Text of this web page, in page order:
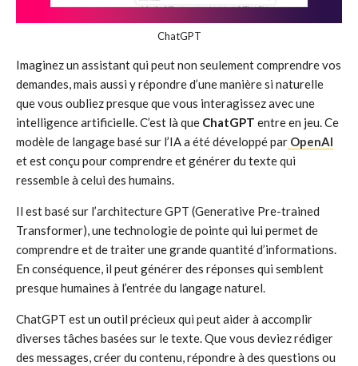
ChatGPT
Imaginez un assistant qui peut non seulement comprendre vos
demandes, mais aussi y répondre d’une manière si naturelle
que vous oubliez presque que vous interagissez avec une
intelligence artificielle. C’est là que ChatGPT entre en jeu. Ce
modèle de langage basé sur l’IA a été développé par OpenAI
et est conçu pour comprendre et générer du texte qui
ressemble à celui des humains.
Il est basé sur l’architecture GPT (Generative Pre-trained
Transformer), une technologie de pointe qui lui permet de
comprendre et de traiter une grande quantité d’informations.
En conséquence, il peut générer des réponses qui semblent
presque humaines à l’entrée du langage naturel.
ChatGPT est un outil précieux qui peut aider à accomplir
diverses tâches basées sur le texte. Que vous deviez rédiger
des messages, créer du contenu, répondre à des questions ou